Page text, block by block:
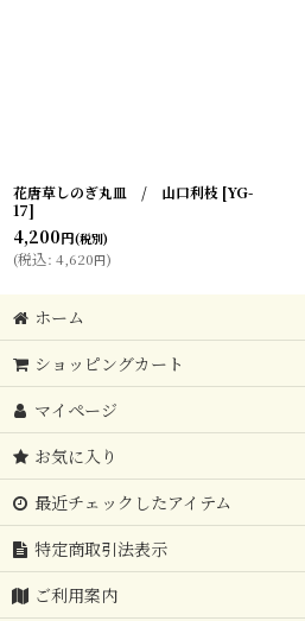
花唐草しのぎ丸皿 / 山口利枝 [YG-
17]
4,200円(税別)
(税込: 4,620円)
ホーム
ショッピングカート
マイページ
お気に入り
最近チェックしたアイテム
特定商取引法表示
ご利用案内